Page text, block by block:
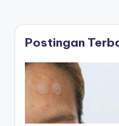
Postingan